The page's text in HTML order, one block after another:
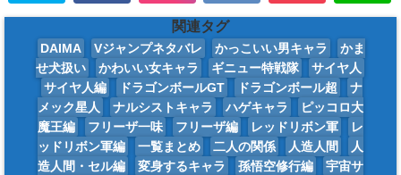
関連タグ
DAIMA Vジャンプネタバレ かっこいい男キャラ
かま
せ犬扱い
かわいい女キャラ ギニュー特戦隊
サイヤ人
サイヤ人編
ドラゴンボールGT ドラゴンボール超
ナ
メック星人
ナルシストキャラ ハゲキャラ
ピッコロ大
魔王編
フリーザ一味 フリーザ編 レッドリボン軍
レ
ッドリボン軍編
一覧まとめ 二人の関係 人造人間
人
造人間・セル編
変身するキャラ 孫悟空修行編
宇宙サ